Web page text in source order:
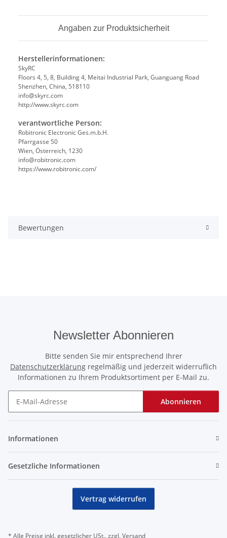
Angaben zur Produktsicherheit
Herstellerinformationen:
SkyRC
Floors 4, 5, 8, Building 4, Meitai Industrial Park, Guanguang Road
Shenzhen, China, 518110
info@skyrc.com
http://www.skyrc.com
verantwortliche Person:
Robitronic Electronic Ges.m.b.H.
Pfarrgasse 50
Wien, Österreich, 1230
info@robitronic.com
https://www.robitronic.com/
Bewertungen
Newsletter Abonnieren
Bitte senden Sie mir entsprechend Ihrer
Datenschutzerklärung regelmäßig und jederzeit widerruflich
Informationen zu Ihrem Produktsortiment per E-Mail zu.
Abonnieren
Informationen
Gesetzliche Informationen
Vertrag widerrufen
* Alle Preise inkl. gesetzlicher USt., zzgl.Versand